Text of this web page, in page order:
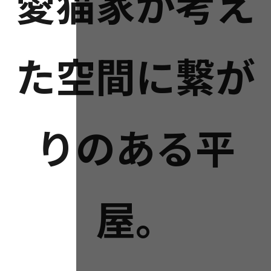
た空間に繋が
りのある平
屋。